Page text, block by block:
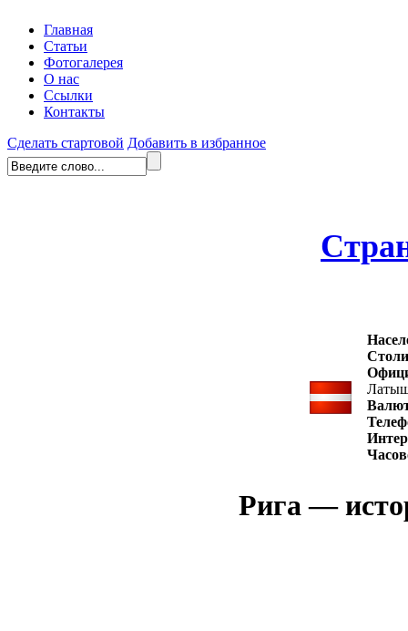
Главная
Статьи
Фотогалерея
О нас
Ссылки
Контакты
Сделать стартовой Добавить в избранное
Рига —